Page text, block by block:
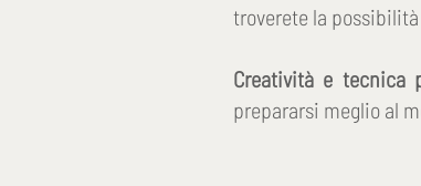
troverete la
Creatività e tecnica
prepararsi meglio al